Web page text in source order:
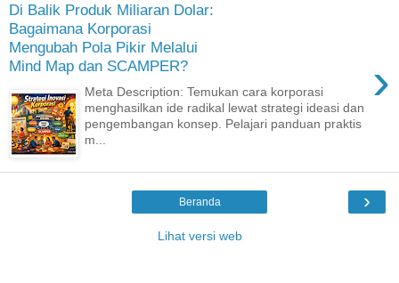
Di Balik Produk Miliaran Dolar:
Bagaimana Korporasi
Mengubah Pola Pikir Melalui
Mind Map dan SCAMPER?
›
Meta Description: Temukan cara korporasi
menghasilkan ide radikal lewat strategi ideasi dan
pengembangan konsep. Pelajari panduan praktis
m...
›
Beranda
Lihat versi web